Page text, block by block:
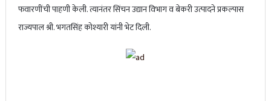
फवारणींची पाहणी केली. त्यानंतर सिंचन उद्यान विभाग व बेकरी उत्पादने प्रकल्पास
राज्यपाल श्री. भगतसिंह कोश्यारी यांनी भेट दिली.